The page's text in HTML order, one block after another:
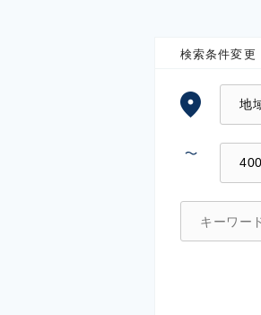
検索条件変更